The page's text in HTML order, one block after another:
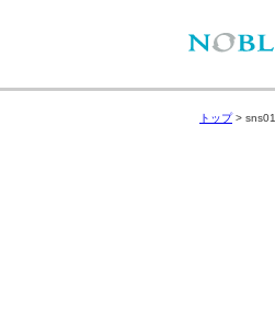
トップ> sns01